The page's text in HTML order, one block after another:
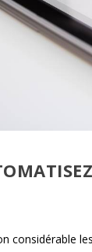
considérable